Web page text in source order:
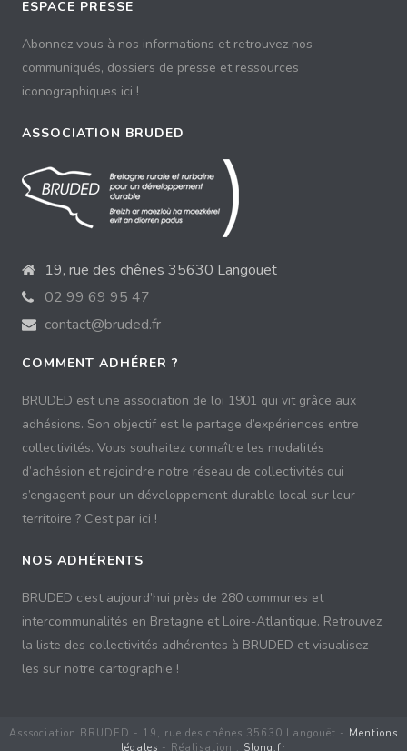
ESPACE PRESSE
Abonnez vous à nos informations et retrouvez nos
communiqués, dossiers de presse et ressources
iconographiques ici !
ASSOCIATION BRUDED
19, rue des chênes 35630 Langouët
02 99 69 95 47
contact@bruded.fr
COMMENT ADHÉRER ?
BRUDED est une association de loi 1901 qui vit grâce aux
adhésions. Son objectif est le partage d’expériences entre
collectivités. Vous souhaitez connaître les modalités
d’adhésion et rejoindre notre réseau de collectivités qui
s’engagent pour un développement durable local sur leur
territoire ? C’est par ici !
NOS ADHÉRENTS
BRUDED c’est aujourd’hui près de 280 communes et
intercommunalités en Bretagne et Loire-Atlantique. Retrouvez
la liste des collectivités adhérentes à BRUDED et visualisez-
les sur notre cartographie !
Asssociation BRUDED - 19, rue des chênes 35630 Langouët - Mentions
légales - Réalisation : Slong.fr